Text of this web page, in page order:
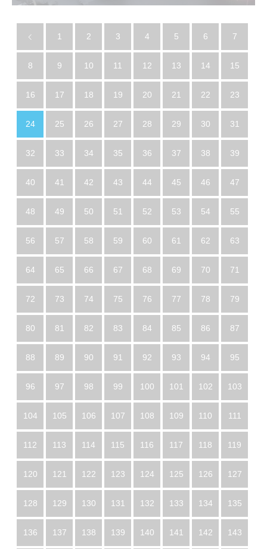
1 2 3 4 5 6 7
8 9 10 11 12 13 14 15
16 17 18 19 20 21 22 23
24 25 26 27 28 29 30 31
32 33 34 35 36 37 38 39
40 41 42 43 44 45 46 47
48 49 50 51 52 53 54 55
56 57 58 59 60 61 62 63
64 65 66 67 68 69 70 71
72 73 74 75 76 77 78 79
80 81 82 83 84 85 86 87
88 89 90 91 92 93 94 95
96 97 98 99 100 101 102 103
104 105 106 107 108 109 110 111
112 113 114 115 116 117 118 119
120 121 122 123 124 125 126 127
128 129 130 131 132 133 134 135
136 137 138 139 140 141 142 143